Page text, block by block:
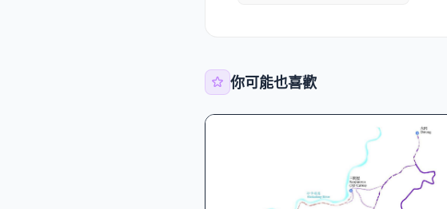
你可能也喜歡